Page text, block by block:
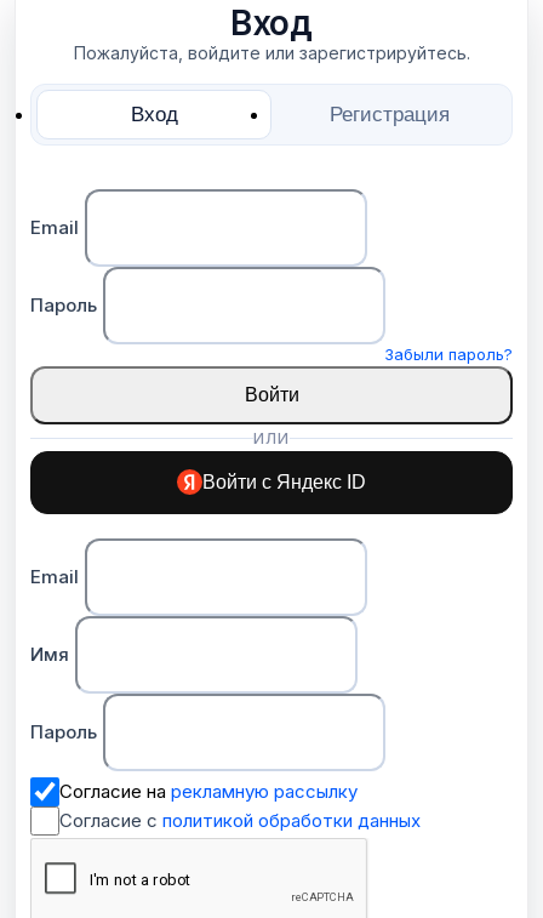
Вход
Пожалуйста, войдите или зарегистрируйтесь.
Вход Регистрация
Email
Пароль
Забыли пароль?
Войти
ИЛИ
Войти с Яндекс ID
Email
Имя
Пароль
Согласие на рекламную рассылку
Согласие с политикой обработки данных